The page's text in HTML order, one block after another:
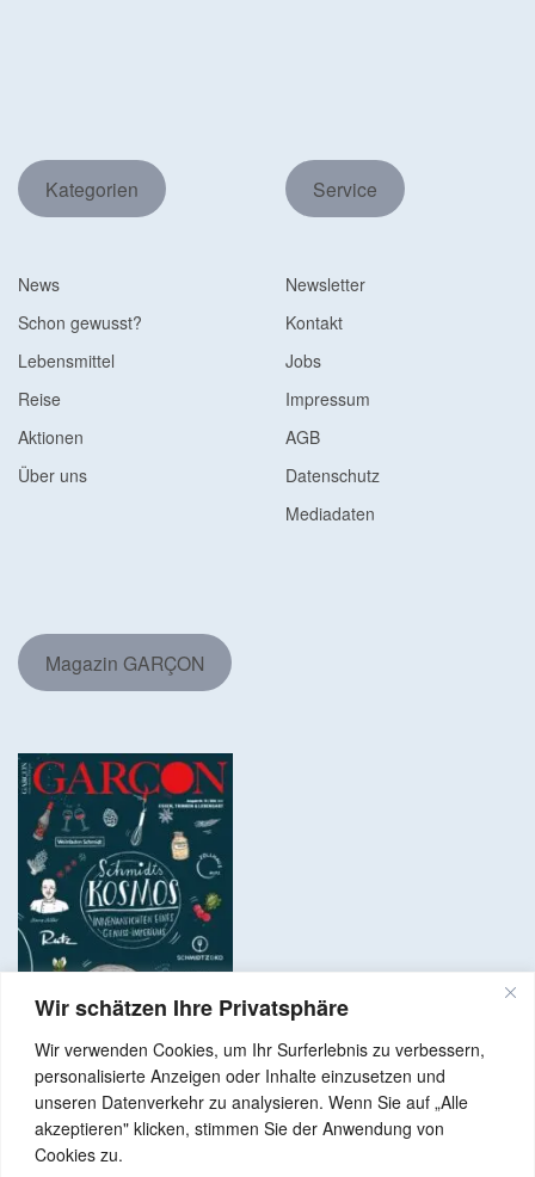
Wir schätzen Ihre Privatsphäre
Wir verwenden Cookies, um Ihr Surferlebnis zu verbessern,
personalisierte Anzeigen oder Inhalte einzusetzen und
unseren Datenverkehr zu analysieren. Wenn Sie auf „Alle
akzeptieren" klicken, stimmen Sie der Anwendung von
Cookies zu.
Kategorien
News
Schon gewusst?
Lebensmittel
Reise
Aktionen
Über uns
Service
Newsletter
Kontakt
Jobs
Impressum
AGB
Datenschutz
Mediadaten
Magazin GARÇON
Copyright © 2024 Alle Rechte vorbehalten. GenussNetzwerk.com